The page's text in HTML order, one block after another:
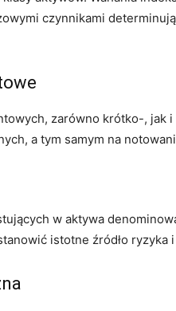
czynnikami
zarówno krótko-, jak
a tym samym na
w aktywa
istotne źródło ryzyka